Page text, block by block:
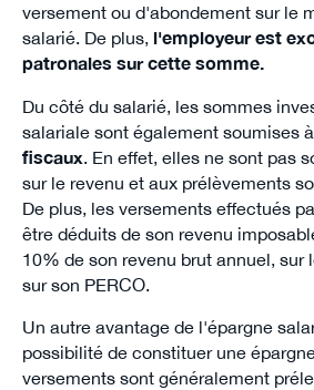
versement ou d'abondement sur le
salarié. De plus, l'employeur est
patronales sur cette somme.
Du côté du salarié, les sommes
salariale sont également soumises
fiscaux. En effet, elles ne sont pas
sur le revenu et aux prélèvements
De plus, les versements effectués
être déduits de son revenu
10% de son revenu brut annuel, sur
sur son PERCO.
Un autre avantage de l'épargne
possibilité de constituer une
versements sont généralement